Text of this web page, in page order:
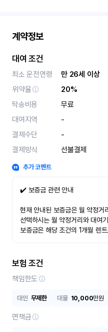
계약정보
대여 조건
최소 운전연령
만 26세 이상
위약율
20%
탁송비용
무료
대여지역
-
결제수단
-
결제방식
선불결제
추가 코멘트
✔️ 보증금 관련 안내
현재 안내된 보증금은 월 약정
선택하시는 월 약정거리와 대여
보증금은 해당 조건의 1개월 렌
보험 조건
책임한도
대인 무제한 대물 10,000만원
면책금